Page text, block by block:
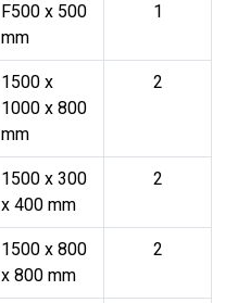
F500 x 500
mm
1
1500 x
1000 x 800
mm
2
1500 x 300
x 400 mm
2
1500 x 800
x 800 mm
2